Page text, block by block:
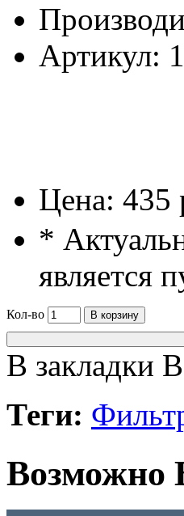
Артикул:
Цена: 435
*
является
Кол-во
В корзину
В закладки
Теги:
Возможно